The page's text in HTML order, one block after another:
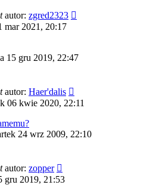
autor: zgred2323
mar 2021, 20:17
15 gru 2019, 22:47
autor: Haer'dalis
06 kwie 2020, 22:11
24 wrz 2009, 22:10
autor: zopper
gru 2019, 21:53